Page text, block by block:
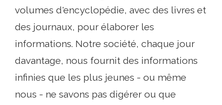
volumes d'encyclopédie, avec des livres et
des journaux, pour élaborer les
informations. Notre société, chaque jour
davantage, nous fournit des informations
infinies que les plus jeunes - ou même
nous - ne savons pas digérer ou que